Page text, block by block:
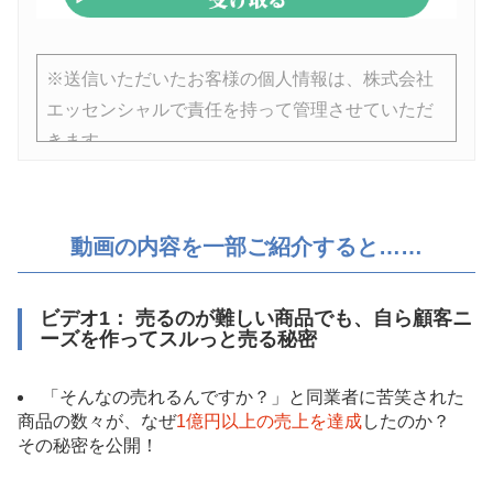
※送信いただいたお客様の個人情報は、株式会社
エッセンシャルで責任を持って管理させていただ
きます。
登録されます。
動画の内容を一部ご紹介すると……
ビデオ1： 売るのが難しい商品でも、自ら顧客ニ
ーズを作ってスルっと売る秘密
「そんなの売れるんですか？」と同業者に苦笑された
商品の数々が、なぜ1億円以上の売上を達成したのか？
その秘密を公開！